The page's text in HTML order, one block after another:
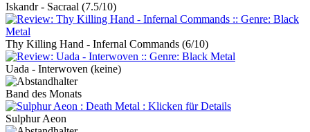
Iskandr - Sacraal (7.5/10)
Thy Killing Hand - Infernal Commands (6/10)
Uada - Interwoven (keine)
Band des Monats
Sulphur Aeon